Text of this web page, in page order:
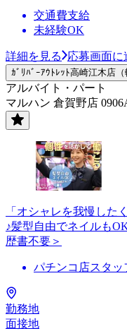
交通費支給
未経験OK
詳細を見る 応募画面に
ｶﾞﾘﾊﾞｰｱｳﾄﾚｯﾄ高崎江木店
アルバイト・パート
マルハン 倉賀野店
「オシャレを我慢した
♪髪型自由でネイルも
歴書不要＞
パチンコ店スタッ
勤務地
面接地